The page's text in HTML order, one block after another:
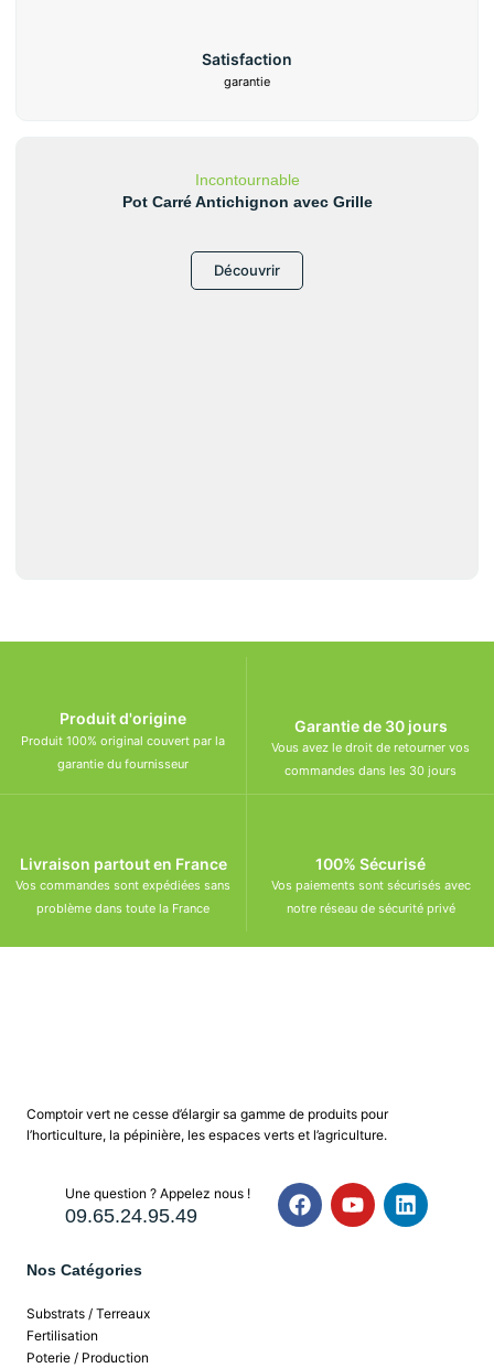
Satisfaction
garantie
Incontournable
Pot Carré Antichignon avec Grille
Découvrir
Produit d'origine
Produit 100% original couvert par la
garantie du fournisseur
Garantie de 30 jours
Vous avez le droit de retourner vos
commandes dans les 30 jours
Livraison partout en France
Vos commandes sont expédiées sans
problème dans toute la France
100% Sécurisé
Vos paiements sont sécurisés avec
notre réseau de sécurité privé
Comptoir vert ne cesse d’élargir sa gamme de produits pour
l’horticulture, la pépinière, les espaces verts et l’agriculture.
Une question ? Appelez nous !
09.65.24.95.49
Nos Catégories
Substrats / Terreaux
Fertilisation
Poterie / Production